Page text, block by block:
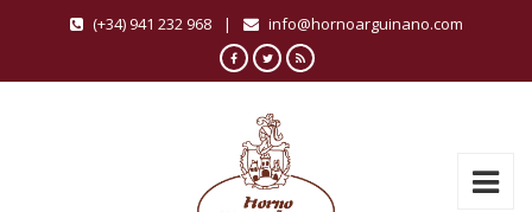
(+34) 941 232 968 | info@hornoarguinano.com